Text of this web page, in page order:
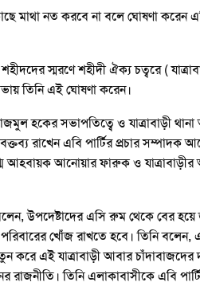
মাথা নত করবে না বলে ঘোষণা করেন
স্মরণে শহীদী ঐক্য চত্বরে (
তিনি এই ঘোষণা করেন।
হকের সভাপতিত্বে ও যাত্রাবাড়ী
রাখেন এবি পার্টির প্রচার সম্পাদক
আনোয়ার ফারুক ও যাত্রাবাড়ীর
বলেন, উপদেষ্টাদের এসি রুম থেকে বের
খোঁজ রাখতে হবে। তিনি বলেন,
করে এই যাত্রাবাড়ী আবার
রাজনীতি। তিনি এলাকাবাসীকে এবি